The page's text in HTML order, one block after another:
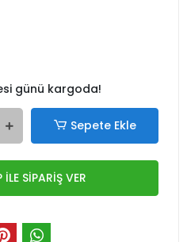
günü kargoda!
Sepete Ekle
SİPARİŞ VER